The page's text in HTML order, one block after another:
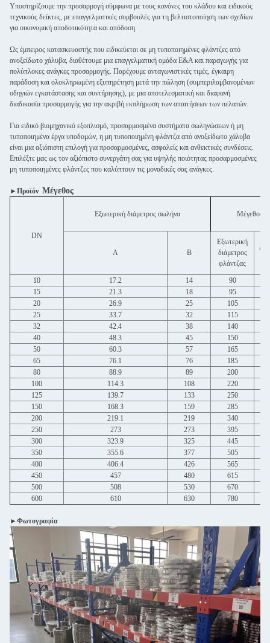
Υποστηρίζουμε την προσαρμογή σύμφωνα με τους κανόνες του κλάδου και ειδικούς
τεχνικούς δείκτες, με επαγγελματικές συμβουλές για τη βελτιστοποίηση των σχεδίων
για οικονομική αποδοτικότητα και απόδοση.
Ως έμπειρος κατασκευαστής που ειδικεύεται σε μη τυποποιημένες φλάντζες από
ανοξείδωτο χάλυβα, διαθέτουμε μια επαγγελματική ομάδα Ε&Α και παραγωγής για
πολύπλοκες ανάγκες προσαρμογής. Παρέχουμε ανταγωνιστικές τιμές, έγκαιρη
παράδοση και ολοκληρωμένη εξυπηρέτηση μετά την πώληση (συμπεριλαμβανομένων
οδηγιών εγκατάστασης και συντήρησης), με μια αποτελεσματική και διαφανή
διαδικασία προσαρμογής για την ακριβή εκπλήρωση των απαιτήσεων των πελατών.
Για ειδικό βιομηχανικό εξοπλισμό, προσαρμοσμένα συστήματα σωληνώσεων ή μη
τυποποιημένα έργα υποδομών, η μη τυποποιημένη φλάντζα από ανοξείδωτο χάλυβα
είναι μια αξιόπιστη επιλογή για προσαρμοσμένες, ασφαλείς και ανθεκτικές συνδέσεις.
Επιλέξτε μας ως τον αξιόπιστο συνεργάτη σας για υψηλής ποιότητας προσαρμοσμένες
μη τυποποιημένες φλάντζες που καλύπτουν τις μοναδικές σας ανάγκες.
►Προϊόν Μέγεθος
DN
Εξωτερική διάμετρος σωλήνα Μέγεθος
A B
Εξωτερική
διάμετρος
φλάντζας
10 17.2 14
90
15
21.3 18
95
20
26.9 25
105
25
33.7 32
115
32
42.4 38
140
40
48.3 45
150
50
60.3 57
165
65
76.1 76
185
80
88.9 89
200
100
114.3 108
220
125
139.7 133
250
150
168.3 159
285
200
219.1 219
340
250
273 273
395
300
323.9 325
445
350
355.6 377
505
400
406.4 426
565
450
457 480
615
500
508 530
670
600
610 630 780
►Φωτογραφία